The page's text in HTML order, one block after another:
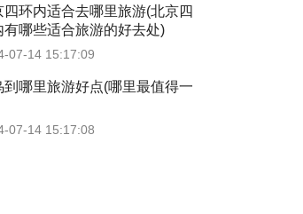
四环内适合去哪里旅游(北京四
有哪些适合旅游的好去处)
07-14 15:17:09
到哪里旅游好点(哪里最值得一
07-14 15:17:08